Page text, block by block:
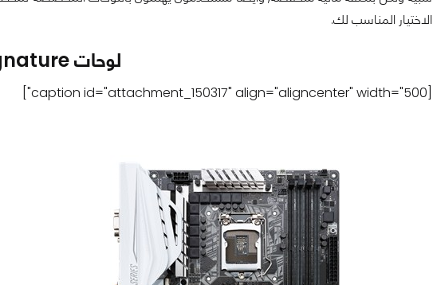
الاختيار المناسب لك.
لوحات Signature